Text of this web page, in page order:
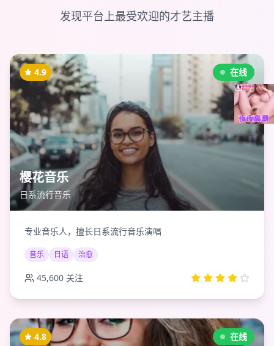
发现平台上最受欢迎的才艺主播
在线
4.9
樱花音乐
日系流行音乐
专业音乐人，擅长日系流行音乐演唱
音乐 日语 治愈
45,600 关注
在线
4.8